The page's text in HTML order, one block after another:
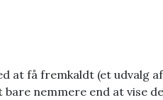
at få fremkaldt (et udvalg
nemmere end at vise